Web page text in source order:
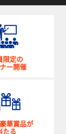
限定の
ー開催
華賞品が
たる